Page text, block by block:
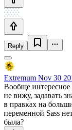
Reply
Extremum Nov 30
Вообще интересное
не вижу, задавать
в правках на
переменной Sass
была?